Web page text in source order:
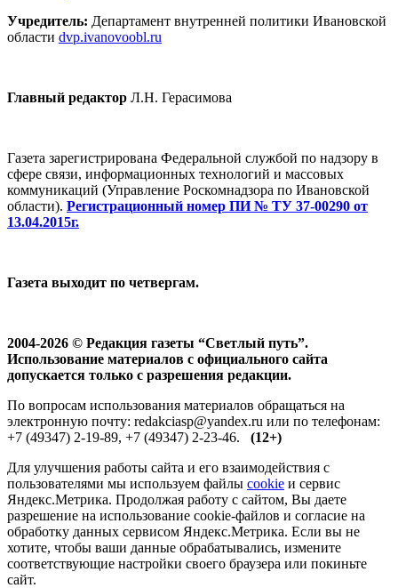
Учредитель: Департамент внутренней политики Ивановской
области dvp.ivanovoobl.ru
Главный редактор Л.Н. Герасимова
Газета зарегистрирована Федеральной службой по надзору в
сфере связи, информационных технологий и массовых
коммуникаций (Управление Роскомнадзора по Ивановской
области). Регистрационный номер ПИ № ТУ 37-00290 от
13.04.2015г.
Газета выходит по четвергам.
2004-2026 © Редакция газеты “Светлый путь”.
Использование материалов с официального сайта
допускается только с разрешения редакции.
По вопросам использования материалов обращаться на
электронную почту: redakciasp@yandex.ru или по телефонам:
+7 (49347) 2-19-89, +7 (49347) 2-23-46. (12+)
Для улучшения работы сайта и его взаимодействия с
пользователями мы используем файлы cookie и сервис
Яндекс.Метрика. Продолжая работу с сайтом, Вы даете
разрешение на использование cookie-файлов и согласие на
обработку данных сервисом Яндекс.Метрика. Если вы не
хотите, чтобы ваши данные обрабатывались, измените
соответствующие настройки своего браузера или покиньте
сайт.